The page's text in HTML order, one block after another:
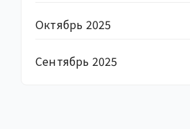
Октябрь 2025
Сентябрь 2025